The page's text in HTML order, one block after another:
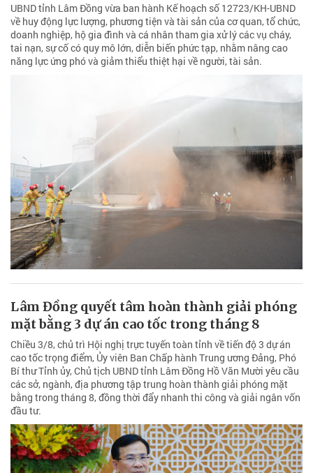
UBND tỉnh Lâm Đồng vừa ban hành Kế hoạch số 12723/KH-UBND
về huy động lực lượng, phương tiện và tài sản của cơ quan, tổ chức,
doanh nghiệp, hộ gia đình và cá nhân tham gia xử lý các vụ cháy,
tai nạn, sự cố có quy mô lớn, diễn biến phức tạp, nhằm nâng cao
năng lực ứng phó và giảm thiểu thiệt hại về người, tài sản.
Lâm Đồng quyết tâm hoàn thành giải phóng
mặt bằng 3 dự án cao tốc trong tháng 8
Chiều 3/8, chủ trì Hội nghị trực tuyến toàn tỉnh về tiến độ 3 dự án
cao tốc trọng điểm, Ủy viên Ban Chấp hành Trung ương Đảng, Phó
Bí thư Tỉnh ủy, Chủ tịch UBND tỉnh Lâm Đồng Hồ Văn Mười yêu cầu
các sở, ngành, địa phương tập trung hoàn thành giải phóng mặt
bằng trong tháng 8, đồng thời đẩy nhanh thi công và giải ngân vốn
đầu tư.